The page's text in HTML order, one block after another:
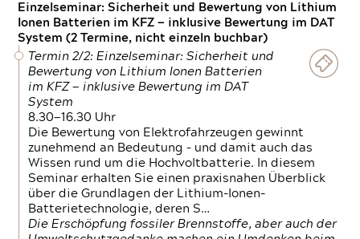
Einzelseminar: Sicherheit und Bewertung von Lithium
Ionen Batterien im KFZ — inklusive Bewertung im DAT
System (2 Termine, nicht einzeln buchbar)
Termin 2/2: Einzelseminar: Sicherheit und
Bewertung von Lithium Ionen Batterien
im KFZ — inklusive Bewertung im DAT
System
8.30—16.30 Uhr
Die Bewertung von Elektrofahrzeugen gewinnt
zunehmend an Bedeutung – und damit auch das
Wissen rund um die Hochvoltbatterie. In diesem
Seminar erhalten Sie einen praxisnahen Überblick
über die Grundlagen der Lithium-Ionen-
Batterietechnologie, deren S…
Die Erschöpfung fossiler Brennstoffe, aber auch der